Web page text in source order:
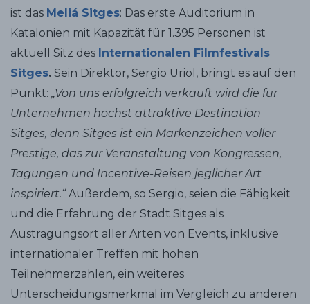
ist das Meliá Sitges: Das erste Auditorium in
Katalonien mit Kapazität für 1.395 Personen ist
aktuell Sitz des Internationalen Filmfestivals
Sitges. Sein Direktor, Sergio Uriol, bringt es auf den
Punkt: „Von uns erfolgreich verkauft wird die für
Unternehmen höchst attraktive Destination
Sitges, denn Sitges ist ein Markenzeichen voller
Prestige, das zur Veranstaltung von Kongressen,
Tagungen und Incentive-Reisen jeglicher Art
inspiriert.“Außerdem, so Sergio, seien die Fähigkeit
und die Erfahrung der Stadt Sitges als
Austragungsort aller Arten von Events, inklusive
internationaler Treffen mit hohen
Teilnehmerzahlen, ein weiteres
Unterscheidungsmerkmal im Vergleich zu anderen